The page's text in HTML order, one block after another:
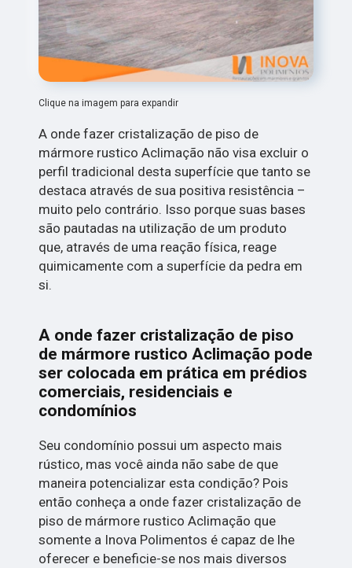
Clique na imagem para expandir
A onde fazer cristalização de piso de
mármore rustico Aclimação não visa excluir o
perfil tradicional desta superfície que tanto se
destaca através de sua positiva resistência –
muito pelo contrário. Isso porque suas bases
são pautadas na utilização de um produto
que, através de uma reação física, reage
quimicamente com a superfície da pedra em
si.
A onde fazer cristalização de piso
de mármore rustico Aclimação pode
ser colocada em prática em prédios
comerciais, residenciais e
condomínios
Seu condomínio possui um aspecto mais
rústico, mas você ainda não sabe de que
maneira potencializar esta condição? Pois
então conheça a onde fazer cristalização de
piso de mármore rustico Aclimação que
somente a Inova Polimentos é capaz de lhe
oferecer e beneficie-se nos mais diversos